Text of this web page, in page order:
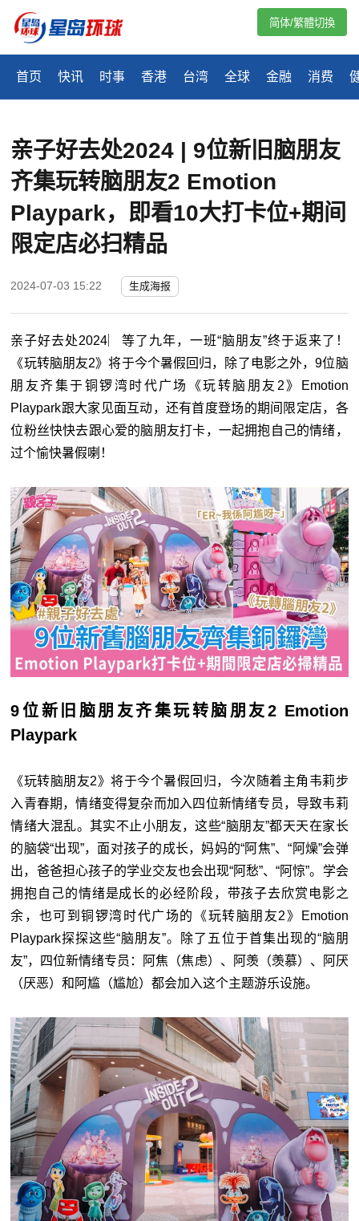
首页 快讯 时事 香港 台湾 全球 金融 消费
简体/繁體切換
亲子好去处2024 | 9位新旧脑朋友
齐集玩转脑朋友2 Emotion
Playpark，即看10大打卡位+期间
限定店必扫精品
2024-07-03 15:22 生成海报
亲子好去处2024 ︳等了九年，一班“脑朋友”终于返来了！
《玩转脑朋友2》将于今个暑假回归，除了电影之外，9位脑
朋友齐集于铜锣湾时代广场《玩转脑朋友 2 》
Emotion
Playpark跟大家见面互动，还有首度登场的期间限定店，各
位粉丝快快去跟心爱的脑朋友打卡，一起拥抱自己的情绪，
过个愉快暑假喇！
9位新旧脑朋友齐集玩转脑朋友2 Emotion
Playpark
《玩转脑朋友2》将于今个暑假回归，今次随着主角韦莉步
入青春期，情绪变得复杂而加入四位新情绪专员，导致韦莉
情绪大混乱。其实不止小朋友，这些“脑朋友”都天天在家长
的脑袋“出现”，面对孩子的成长，妈妈的“阿焦”、“阿燥”会弹
出，爸爸担心孩子的学业交友也会出现“阿愁”、“阿惊”。学会
拥抱自己的情绪是成长的必经阶段，带孩子去欣赏电影之
余，也可到铜锣湾时代广场的《玩转脑朋友2》Emotion
Playpark探探这些“脑朋友”。除了五位于首集出现的“脑朋
友”，四位新情绪专员：阿焦（焦虑）、阿羡（羡慕）、阿厌
（厌恶）和阿尴（尴尬）都会加入这个主题游乐设施。